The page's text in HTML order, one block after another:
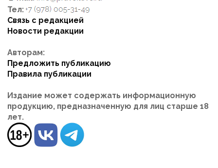
Тел:
Связь с редакцией
Новости редакции
Авторам:
Предложить публикацию
Правила публикации
Издание может содержать информационную
продукцию, предназначенную для лиц старше 18
лет.